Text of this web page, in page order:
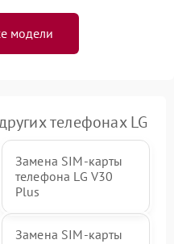
модели
телефонах LG
Замена SIM-карты
телефона LG V30
Plus
Замена SIM-карты